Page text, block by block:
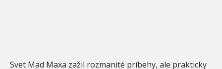
Svet Mad Maxa zažil rozmanité príbehy, ale prakticky